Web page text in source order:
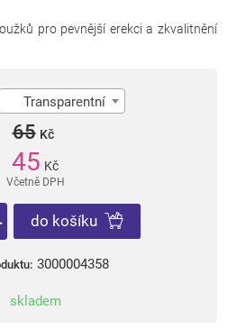
pro pevnější erekci a zkvalitnění
Transparentní
65 Kč
45 Kč
Včetně DPH
do košíku
3000004358
skladem